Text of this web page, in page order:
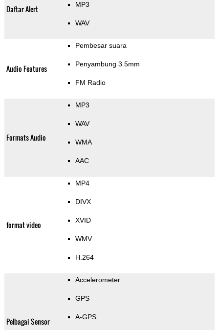
Daftar Alert MP3
WAV
Audio Features
Pembesar suara
Penyambung 3.5mm
FM Radio
Formats Audio
MP3
WAV
WMA
AAC
format video
MP4
DIVX
XVID
WMV
H.264
Pelbagai Sensor
Accelerometer
GPS
A-GPS